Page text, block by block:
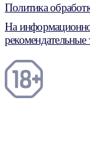
Политика
На
рекомендательные